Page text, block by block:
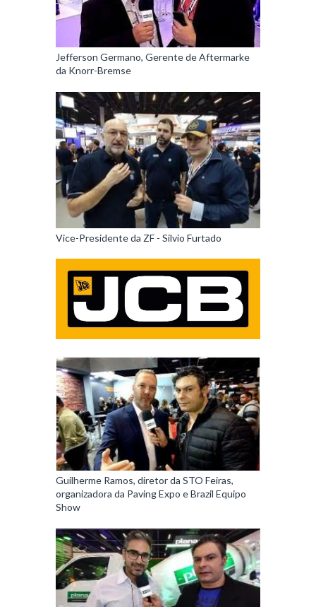
Jefferson Germano, Gerente de Aftermarke
da Knorr-Bremse
Vice-Presidente da ZF - Silvio Furtado
Guilherme Ramos, diretor da STO Feiras,
organizadora da Paving Expo e Brazil Equipo
Show